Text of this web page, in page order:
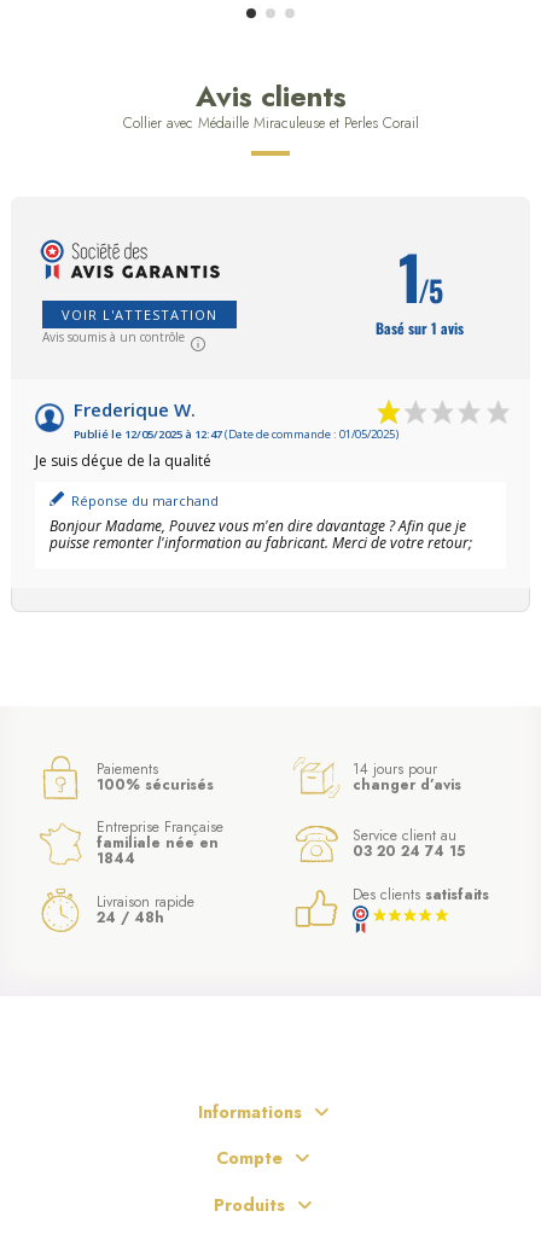
Avis clients
Collier avec Médaille Miraculeuse et Perles Corail
VOIR L'ATTESTATION
Avis soumis à un contrôle
1/5
Basé sur 1 avis
Frederique W.
Publié le 12/05/2025 à 12:47(Date de commande : 01/05/2025)
Je suis déçue de la qualité
Réponse du marchand
Bonjour Madame, Pouvez vous m'en dire davantage ? Afin que je
puisse remonter l'information au fabricant. Merci de votre retour;
Paiements
100% sécurisés
14 jours pour
changer d’avis
Entreprise Française
familiale née en
1844
Service client au
03 20 24 74 15
Livraison rapide
24 / 48h
Des clients satisfaits
Informations
Compte
Produits